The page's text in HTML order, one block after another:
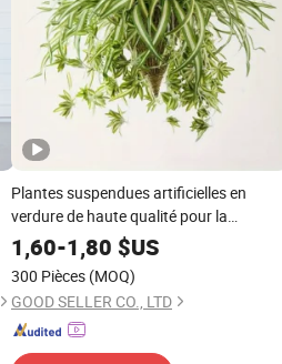
Plantes suspendues artificielles en
verdure de haute qualité pour la
décoration intérieure à domicile,
cadeaux
1,60-1,80 $US
300 Pièces (MOQ)
GOOD SELLER CO., LTD